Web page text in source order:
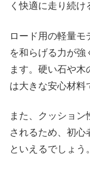
く快適に走り続け
ロード用の軽量
を和らげる力が強
ます。硬い石や
は大きな安心材料
また、クッショ
されるため、初心
といえるでしょう。